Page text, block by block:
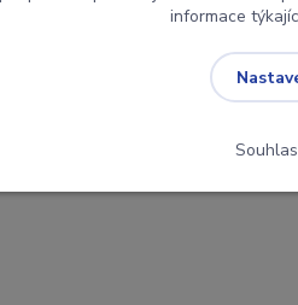
informace